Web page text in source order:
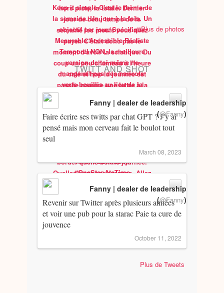
Plus de photos
TWITT AND SHOT
Faire écrire ses twitts par chat GPT ? J’y ai
pensé mais mon cerveau fait le boulot tout
seul
Fanny | dealer de leadership
(@Fanny)
March 08, 2023
Revenir sur Twitter après plusieurs années
et voir une pub pour la starac Paie ta cure de
jouvence
Fanny | dealer de leadership
(@Fanny)
October 11, 2022
Plus de Tweets